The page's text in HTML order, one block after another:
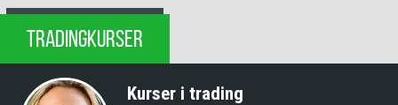
TRADINGKURSER
Kurser i trading